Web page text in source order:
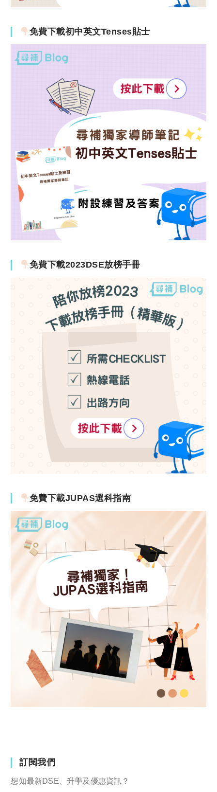
免費下載初中英文Tenses貼士
免費下載2023DSE放榜手冊
免費下載JUPAS選科指南
訂閱我們
想知最新DSE、升學及優惠資訊？